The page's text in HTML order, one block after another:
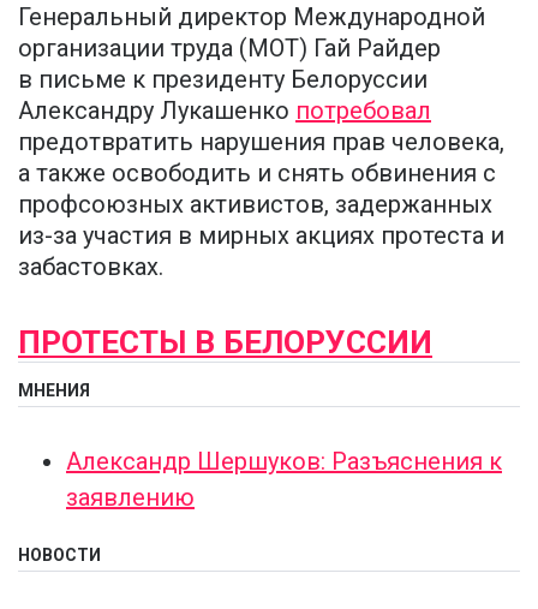
Генеральный директор Международной
организации труда (МОТ) Гай Райдер
в письме к президенту Белоруссии
Александру Лукашенко потребовал
предотвратить нарушения прав человека,
а также освободить и снять обвинения с
профсоюзных активистов, задержанных
из-за участия в мирных акциях протеста и ​​
забастовках.
ПРОТЕСТЫ В БЕЛОРУССИИ
МНЕНИЯ
Александр Шершуков: Разъяснения к
заявлению
НОВОСТИ